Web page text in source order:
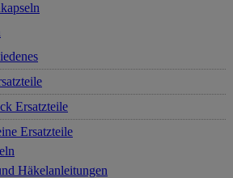
Ersatzteile
Ersatzteile
Häkelanleitungen